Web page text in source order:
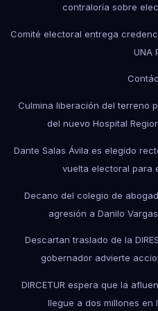
contraloría sobre
Comité electoral entrega
UNA
Culmina liberación del terreno
del nuevo Hospital
Dante Salas Ávila es elegido
vuelta electoral para
Decano del colegio de
agresión a Danilo
Descartan traslado de la
gobernador advierte
DIRCETUR espera que la
llegue a dos millones en